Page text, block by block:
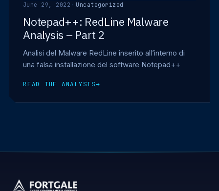
June 29, 2022 · Uncategorized
Notepad++: RedLine Malware
Analysis – Part 2
Analisi del Malware RedLine inserito all’interno di
una falsa installazione del software Notepad++
READ THE ANALYSIS→